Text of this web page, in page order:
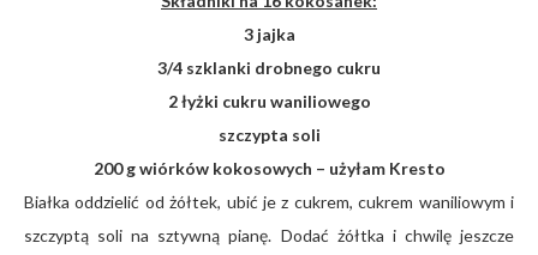
3 jajka
3/4 szklanki drobnego cukru
2 łyżki cukru waniliowego
szczypta soli
200 g wiórków kokosowych – użyłam Kresto
Białka oddzielić od żółtek, ubić je z cukrem, cukrem waniliowym i
szczyptą soli na sztywną pianę. Dodać żółtka i chwilę jeszcze